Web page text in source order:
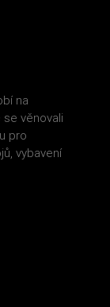
na
věnovali
pro
vybavení